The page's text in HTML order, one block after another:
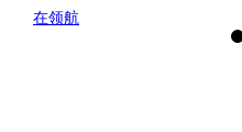
在领航